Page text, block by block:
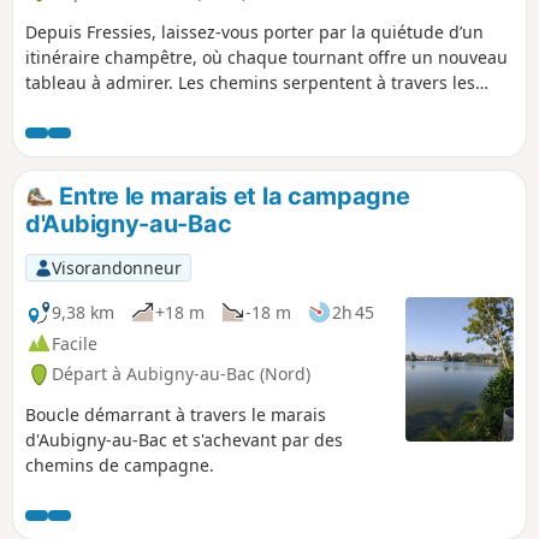
Depuis Fressies, laissez-vous porter par la quiétude d’un
itinéraire champêtre, où chaque tournant offre un nouveau
tableau à admirer. Les chemins serpentent à travers les
Aubencheul-au-Bac, petit village où le temps semble
s’écouler plus lentement. En poursuivant vers Hem-Lenglet,
la balade révèle des paysages authentiques et apaisants,
ponctués de silhouettes d’arbres et de toits en tuiles
rouges. Un parcours qui invite à savourer l’instant, respirer
à plein poumon et se laisser imprégner par la sérénité des
lieux.
Entre le marais et la campagne
d'Aubigny-au-Bac
Visorandonneur
9,38 km
+18 m -18 m
2h 45
Facile
Départ à Aubigny-au-Bac (Nord)
Boucle démarrant à travers le marais
d'Aubigny-au-Bac et s'achevant par des
chemins de campagne.